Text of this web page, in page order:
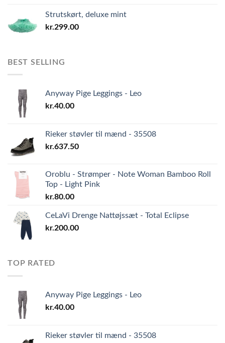
Strutskørt, deluxe mint
kr.299.00
BEST SELLING
Anyway Pige Leggings - Leo
kr.40.00
Rieker støvler til mænd - 35508
kr.637.50
Oroblu - Strømper - Note Woman Bamboo Roll
Top - Light Pink
kr.80.00
CeLaVi Drenge Nattøjssæt - Total Eclipse
kr.200.00
TOP RATED
Anyway Pige Leggings - Leo
kr.40.00
Rieker støvler til mænd - 35508